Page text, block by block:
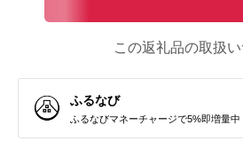
この返礼品の取扱い
ふるなび
ふるなびマネーチャージで5%即増量中